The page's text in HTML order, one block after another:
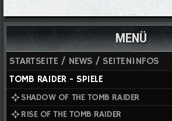
MENÜ
STARTSEITE / NEWS / SEITENINFOS
TOMB RAIDER - SPIELE
SHADOW OF THE TOMB RAIDER
RISE OF THE TOMB RAIDER